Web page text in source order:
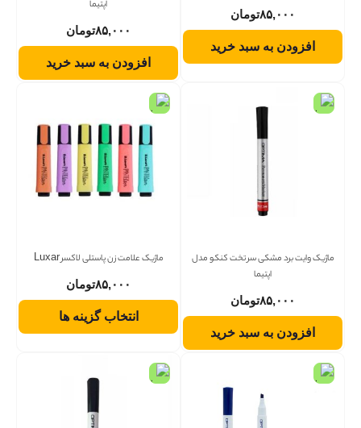
۸۵,۰۰۰تومان
افزودن به سبد خرید
اپتیما
۸۵,۰۰۰تومان
افزودن به سبد خرید
ماژیک وایت برد مشکی سر تخت کنکو مدل
اپتیما
۸۵,۰۰۰تومان
افزودن به سبد خرید
ماژیک علامت زن پاستلی لاکسر Luxar
۸۵,۰۰۰تومان
انتخاب گزینه ها